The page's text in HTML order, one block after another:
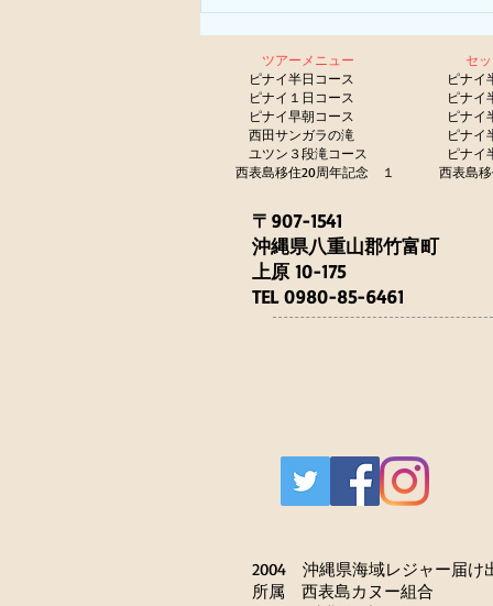
ツアーメニュー
セ
ピナイ半日コース
ピナイ
ピナイ１日コース
ピナイ
ピナイ早朝コース
ピナイ
西田サンガラの滝
ピナイ
ユツン３段滝コース
ピナイ
西表島移住20周年記念 １ 西表島
〒907-1541
沖縄県八重山郡竹富町
上原 10-175
TEL 0980-85-6461
2004 沖縄県海域レジャー届け
所属 西表島カヌー組合